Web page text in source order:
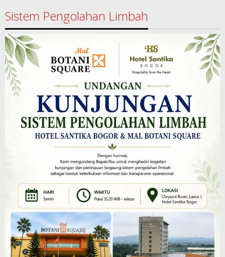
Sistem Pengolahan Limbah